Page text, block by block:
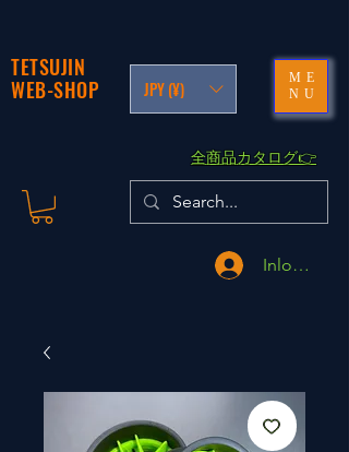
TETSUJIN
WEB-SHOP
JPY (¥)
ME
NU
​全商品カタログ👉
Inloggen